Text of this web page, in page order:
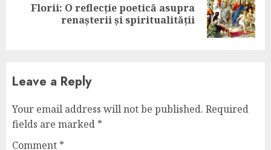
NextFlorii: O reflecție poetică asupra
renașterii și spiritualității
Leave a Reply
Your email address will not be published. Required
fields are marked *
Comment *